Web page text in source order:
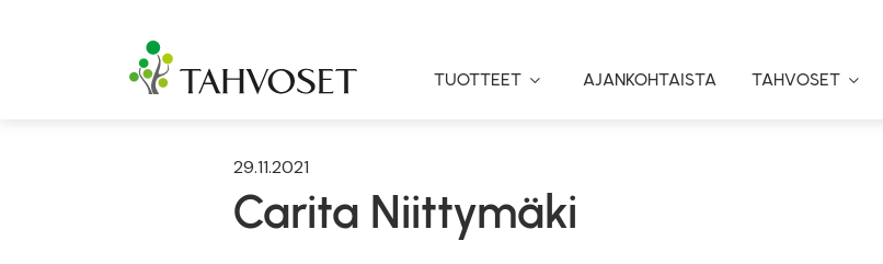
TUOTTEET
Toggle
AJANKOHTAISTA TAHVOSET
Toggle
29.11.2021
Carita Niittymäki